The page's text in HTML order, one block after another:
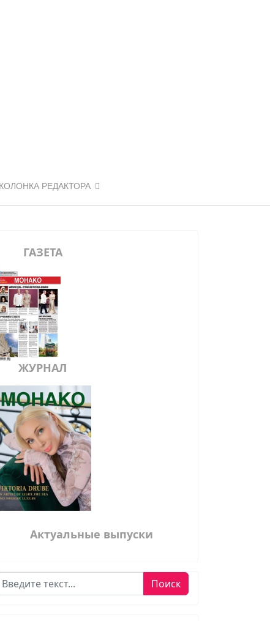
КОЛОНКА РЕДАКТОРА
ГАЗЕТА
ЖУРНАЛ
Актуальные выпуски
Поиск